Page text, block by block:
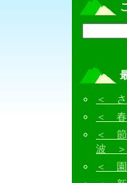
＜ さ
＜ 春
＜
波 ＞
＜